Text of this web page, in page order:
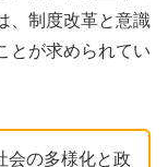
、制度改革と意識
とが求められてい
会の多様化と政